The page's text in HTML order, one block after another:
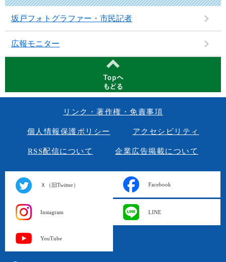
坂戸フォトグラファー・市民記者
広報モニター
リンク・著作権・免責事項
個人情報保護ポリシー アクセシビリティ
RSS配信について 企業広告掲載について
Ｘ（旧Twitter） Facebook
Instagram LINE
YouTube